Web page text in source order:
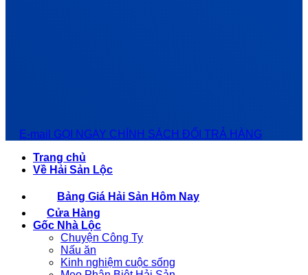
E-mail GỌI NGAY CHÍNH SÁCH ĐỔI TRẢ HÀNG
Trang chủ
Về Hải Sản Lộc
Bảng Giá Hải Sản Hôm Nay
Cửa Hàng
Gốc Nhà Lộc
Chuyện Công Ty
Nấu ăn
Kinh nghiệm cuộc sống